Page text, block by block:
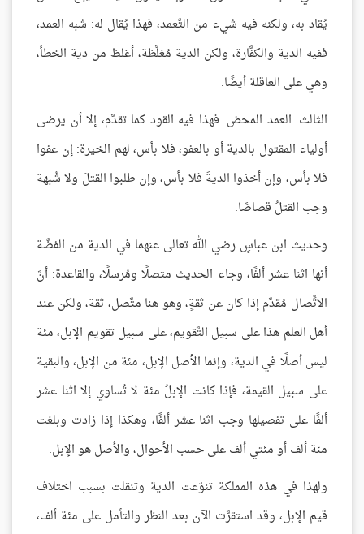
يُقاد به، ولكنه فيه شيء من التَّعمد، فهذا يُقال له: شبه العمد،
ففيه الدية والكفَّارة، ولكن الدية مُغلَّظة، أغلظ من دية الخطأ،
وهي على العاقلة أيضًا.
الثالث: العمد المحض: فهذا فيه القود كما تقدَّم، إلا أن يرضى
أولياء المقتول بالدية أو بالعفو، فلا بأس، لهم الخيرة: إن عفوا
فلا بأس، وإن أخذوا الديةَ فلا بأس، وإن طلبوا القتلَ ولا شُبهة
وجب القتلُ قصاصًا.
وحديث ابن عباسٍ رضي الله تعالى عنهما في الدية من الفضَّة
أنها اثنا عشر ألفًا، وجاء الحديث متصلًا ومُرسلًا، والقاعدة: أنَّ
الاتِّصال مُقدَّم إذا كان عن ثقةٍ، وهو هنا متَّصل، ثقة، ولكن عند
أهل العلم هذا على سبيل التَّقويم، على سبيل تقويم الإبل، مئة
ليس أصلًا في الدية، وإنما الأصل الإبل، مئة من الإبل، والبقية
على سبيل القيمة، فإذا كانت الإبلُ مئة لا تُساوي إلا اثنا عشر
ألفًا على تفصيلها وجب اثنا عشر ألفًا، وهكذا إذا زادت وبلغت
مئة ألف أو مئتي ألف على حسب الأحوال، والأصل هو الإبل.
ولهذا في هذه المملكة تنوّعت الدية وتنقلت بسبب اختلاف
قيم الإبل، وقد استقرَّت الآن بعد النظر والتأمل على مئة ألف،